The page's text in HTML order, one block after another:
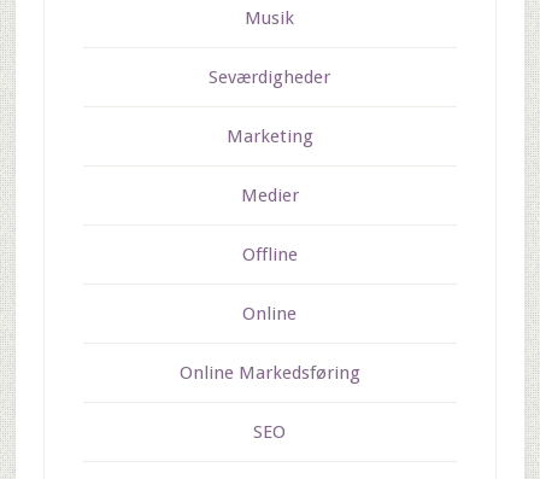
Musik
Seværdigheder
Marketing
Medier
Offline
Online
Online Markedsføring
SEO